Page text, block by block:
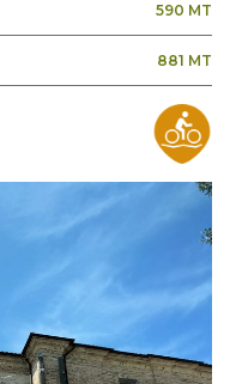
590 MT
881 MT